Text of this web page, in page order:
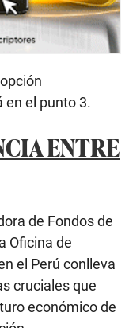
en el punto 3.
ENTRE
de Fondos de
Oficina de
el Perú conlleva
cruciales que
económico de